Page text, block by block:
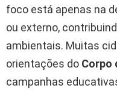
foco está apenas na
ou externo,
ambientais. Muitas
orientações do Corpo
campanhas